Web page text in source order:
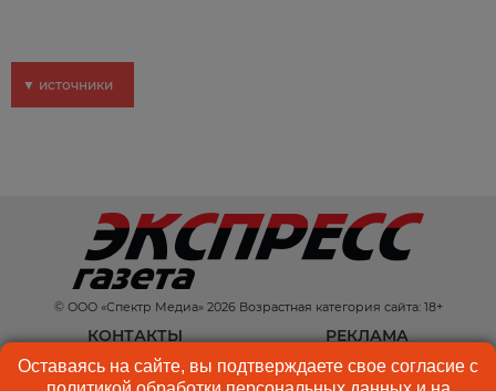
▼ источники
© ООО «Спектр Медиа» 2026 Возрастная категория сайта: 18+
КОНТАКТЫ
РЕКЛАМА
КУКИ-ФАЙЛЫ
ПОЛЬЗОВАТЕЛЬСКОЕ
Оставаясь на сайте, вы подтверждаете свое согласие с